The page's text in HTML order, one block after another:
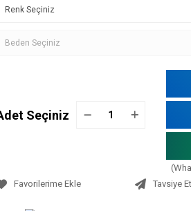
Seçiniz
Tavsiye Et